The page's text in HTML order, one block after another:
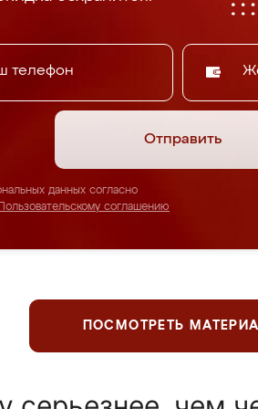
Отправить
данных согласно
Пользовательскому соглашению
ПОСМОТРЕТЬ